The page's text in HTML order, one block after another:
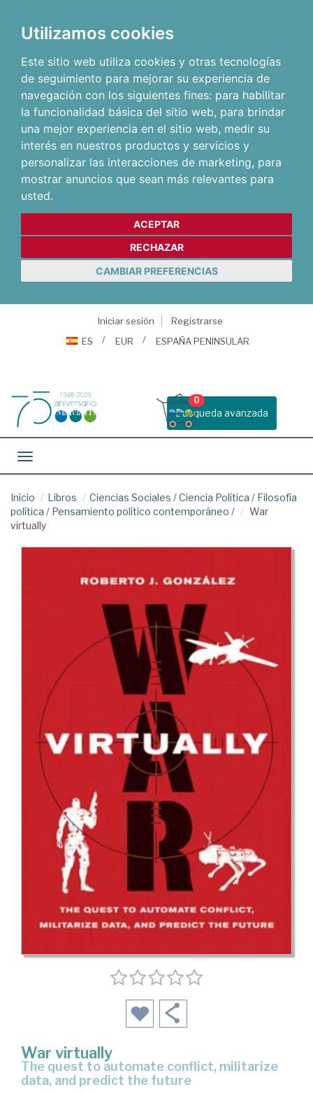
Utilizamos cookies
Este sitio web utiliza cookies y otras tecnologías
de seguimiento para mejorar su experiencia de
navegación con los siguientes fines: para habilitar
la funcionalidad básica del sitio web, para brindar
una mejor experiencia en el sitio web, medir su
interés en nuestros productos y servicios y
personalizar las interacciones de marketing, para
mostrar anuncios que sean más relevantes para
usted.
ACEPTAR
RECHAZAR
CAMBIAR PREFERENCIAS
Iniciar sesión
Registrarse
ES
EUR ESPAÑA PENINSULAR
Busqueda avanzada
0
Toggle navigation
Inicio Libros Ciencias Sociales /Ciencia Política / Filosofía
política / Pensamiento político contemporáneo /
War
virtually
War virtually
the quest to automate conflict, militarize
data, and predict the future